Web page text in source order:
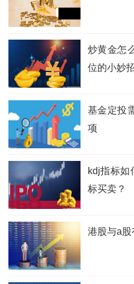
炒黄金怎
位的小妙
基金定投
项
kdj指标如
标买卖？
港股与a股